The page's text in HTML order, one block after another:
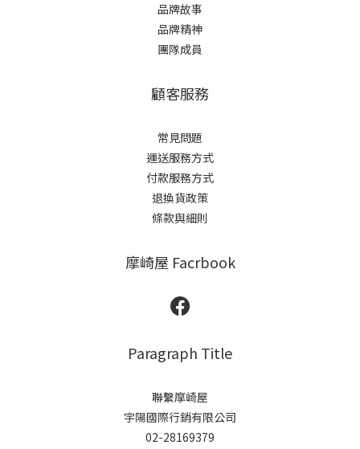
品牌故事
品牌精神
團隊成員
顧客服務
常見問題
運送服務方式
付款服務方式
退換貨政策
條款與細則
摩崎屋 Facrbook
Paragraph Title
聯繫摩崎屋
宇陽國際行銷有限公司
02-28169379